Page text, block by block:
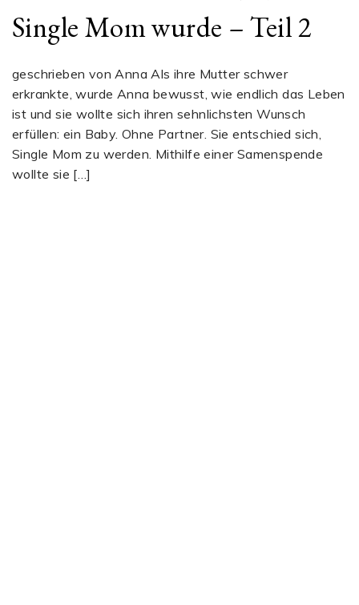
Single Mom wurde – Teil 2
geschrieben von Anna Als ihre Mutter schwer
erkrankte, wurde Anna bewusst, wie endlich das Leben
ist und sie wollte sich ihren sehnlichsten Wunsch
erfüllen: ein Baby. Ohne Partner. Sie entschied sich,
Single Mom zu werden. Mithilfe einer Samenspende
wollte sie […]